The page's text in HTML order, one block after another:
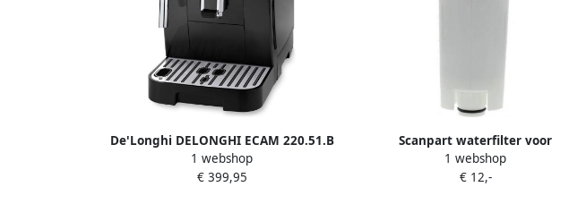
De'Longhi DELONGHI ECAM 220.51.B
Volautomatische espressomachine
zwart
1 webshop
€ 399,95
Scanpart waterfilter voor
koffiemachine Geschikt voor DeLonghi
ECAM ETAM EPAM BCO410 BCO420
1 webshop
€ 12,-